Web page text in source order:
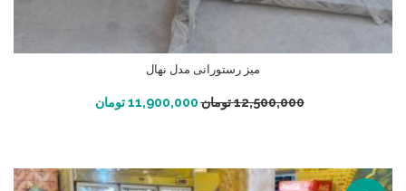
میز رستورانی مدل نهال
12,500,000تومان 11,900,000 تومان افزودن به سبد خرید